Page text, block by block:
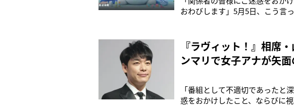
おわびします」5月5日、こう言
での韓国ロケのVTRが物議を醸
を、自身がすでに使用
『ラヴィット！』相席
ンマリで女子アナが矢
「番組として不適切であったと
惑をおかけしたこと、ならびに